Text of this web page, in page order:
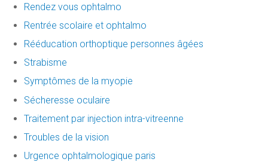
Rendez vous ophtalmo
Rentrée scolaire et ophtalmo
Rééducation orthoptique personnes âgées
Strabisme
Symptômes de la myopie
Sécheresse oculaire
Traitement par injection intra-vitreenne
Troubles de la vision
Urgence ophtalmologique paris